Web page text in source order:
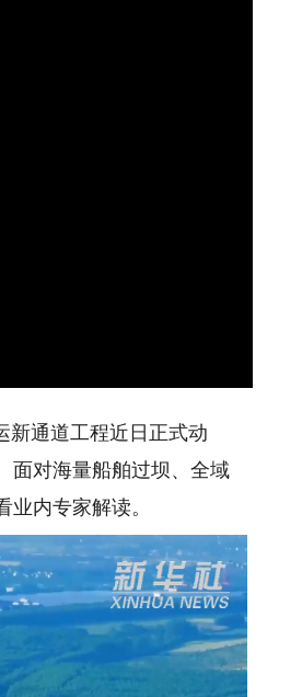
通道工程近日正式动
面对海量船舶过坝、全域
内专家解读。